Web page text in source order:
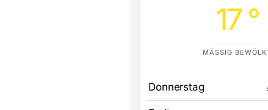
17 °
MÄSSIG BEWÖLKT
Donnerstag